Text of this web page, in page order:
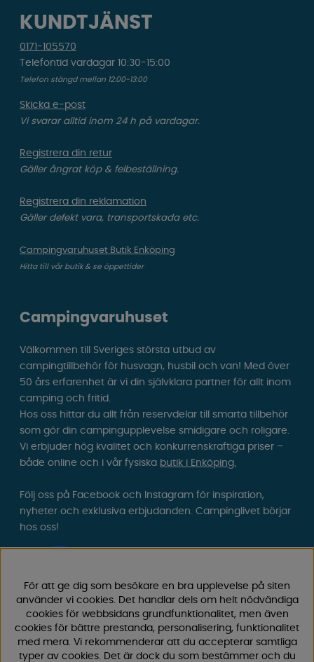
KUNDTJÄNST
0171-105570
Telefontid vardagar 10:30-15:00
Telefon stängd mellan 12:00-13:00
Skicka e-post
Vi svarar alltid inom 24 h på vardagar.
Registrera din retur
Gäller ångrat köp & felbeställning.
Registrera din reklamation
Gäller defekt vara, transportskada etc.
Campingvaruhuset Butik Enköping
Hitta till vår butik & se öppettider
Campingvaruhuset
Välkommen till Sveriges största utbud av
campingtillbehör för husvagn, husbil och van! Med över
50 års erfarenhet är vi din självklara partner för allt inom
camping och fritid.
Hos oss hittar du allt från reservdelar till smarta tillbehör
som gör din campingupplevelse smidigare och roligare.
Vi erbjuder hög kvalitet och konkurrenskraftiga priser –
både online och i vår fysiska butik i Enköping.
Följ oss på Facebook och Instagram för inspiration,
nyheter och exklusiva erbjudanden. Campinglivet börjar
hos oss!
För att ge dig som besökare en bra upplevelse på siten
använder vi cookies. Det handlar dels om helt nödvändiga
cookies för webbsidans grundfunktionalitet, men även
cookies för bättre prestanda, personalisering, funktionalitet
med mera. Vi rekommenderar att du accepterar samtliga
typer av cookies. Det är dock du som bestämmer och du